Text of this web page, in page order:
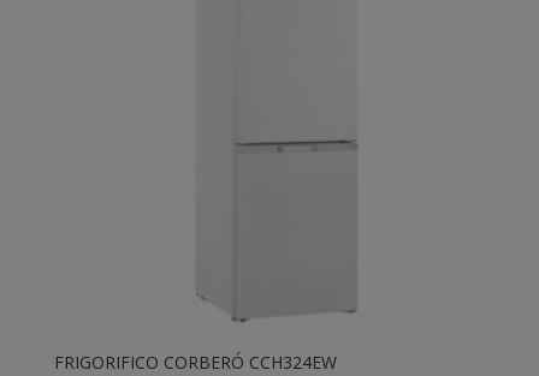
FRIGORIFICO CORBERÓ CCH324EW